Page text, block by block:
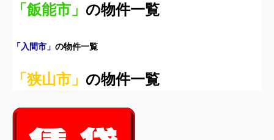
「飯能市」 の物件一覧
「入間市」 の物件一覧
「狭山市」 の物件一覧